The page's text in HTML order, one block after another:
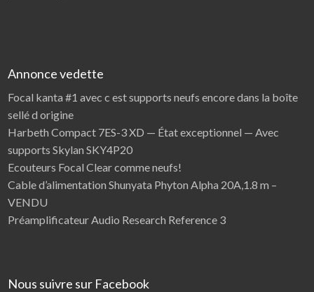
Annonce vedette
Focal kanta #1 avec c est supports neufs encore dans la boîte
sellé d origine
Harbeth Compact 7ES-3 XD — État exceptionnel — Avec
supports Skylan SKY4P20
Ecouteurs Focal Clear comme neufs!
Cable d’alimentation Shunyata Phyton Alpha 20A,1.8 m –
VENDU
Préamplificateur Audio Research Reference 3
Nous suivre sur Facebook